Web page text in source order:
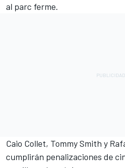
al parc ferme.
Caio Collet, Tommy Smith y
cumplirán penalizaciones de